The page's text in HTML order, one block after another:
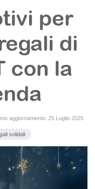
per
di
con la
aggiornamento: 25 Luglio 2025
solidali